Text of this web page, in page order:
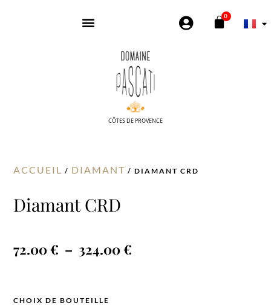
0
PANIER
CÔTES DE PROVENCE
ACCUEIL / DIAMANT / DIAMANT CRD
Diamant CRD
72.00€ – 324.00€
CHOIX DE BOUTEILLE
QUANTITÉ